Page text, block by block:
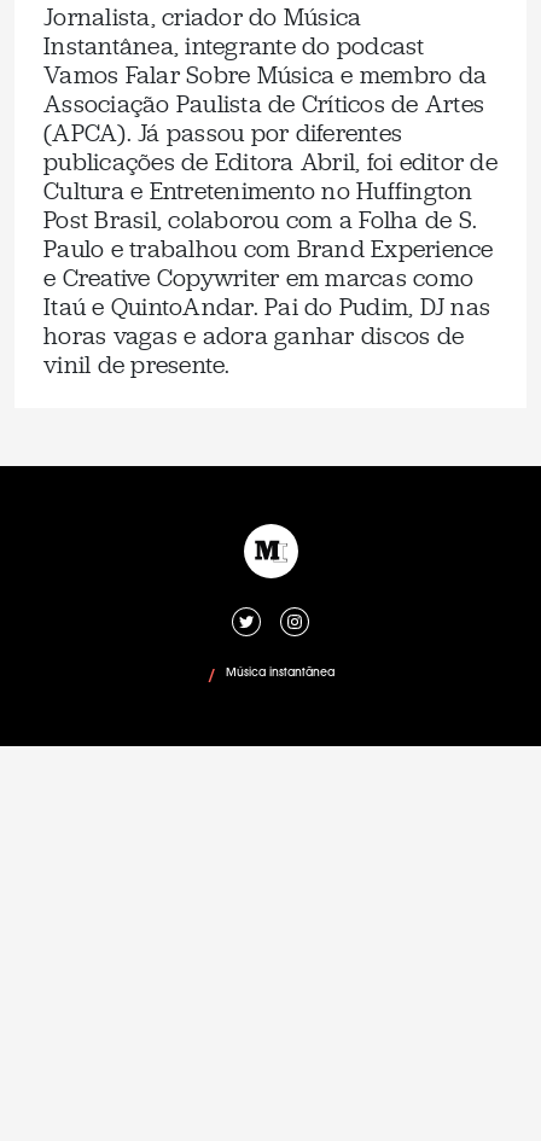
Jornalista, criador do Música
Instantânea, integrante do podcast
Vamos Falar Sobre Música e membro da
Associação Paulista de Críticos de Artes
(APCA). Já passou por diferentes
publicações de Editora Abril, foi editor de
Cultura e Entretenimento no Huffington
Post Brasil, colaborou com a Folha de S.
Paulo e trabalhou com Brand Experience
e Creative Copywriter em marcas como
Itaú e QuintoAndar. Pai do Pudim, DJ nas
horas vagas e adora ganhar discos de
vinil de presente.
/ Música instantânea